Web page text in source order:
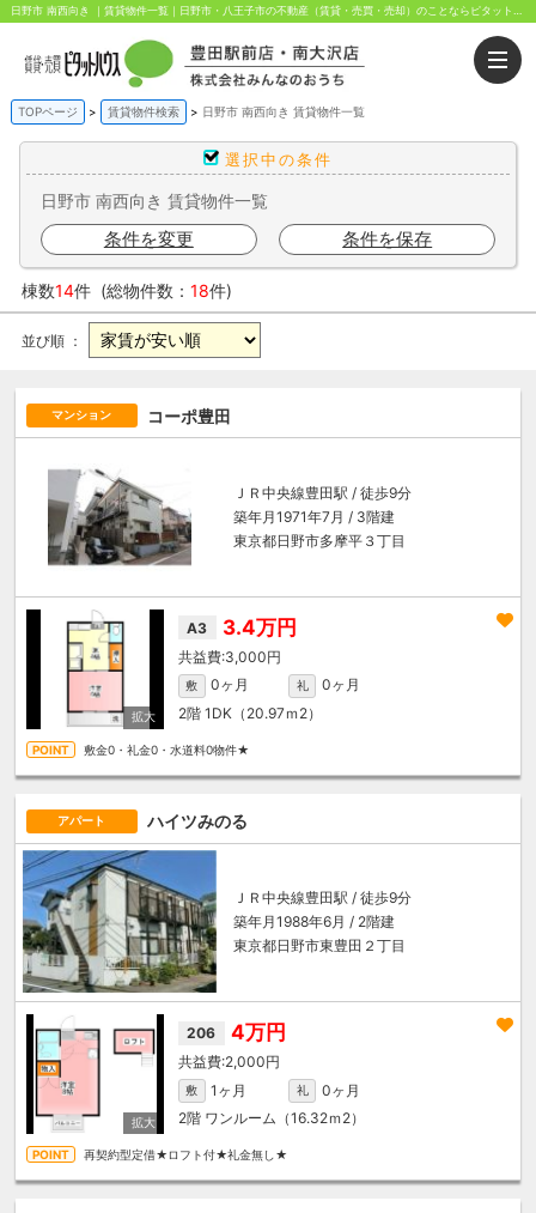
TOPページ 賃貸物件検索 日野市 南西向き 賃貸物件一覧
選択中の条件
日野市 南西向き 賃貸物件一覧
条件を変更 条件を保存
棟数14件 (総物件数： 18件)
並び順 ：
マンション コーポ豊田
ＪＲ中央線豊田駅 / 徒歩9分
築年月1971年7月 / 3階建
東京都日野市多摩平３丁目
A3 3.4万円
3,000円
敷 0ヶ月 礼
0ヶ月
2階 1DK（20.97ｍ 2）
敷金0・礼金0・水道料0物件★
アパート ハイツみのる
ＪＲ中央線豊田駅 / 徒歩9分
築年月1988年6月 / 2階建
東京都日野市東豊田２丁目
206 4万円
2,000円
敷 1ヶ月 礼
0ヶ月
2階 ワンルーム（16.32ｍ 2）
再契約型定借★ロフト付★礼金無し★